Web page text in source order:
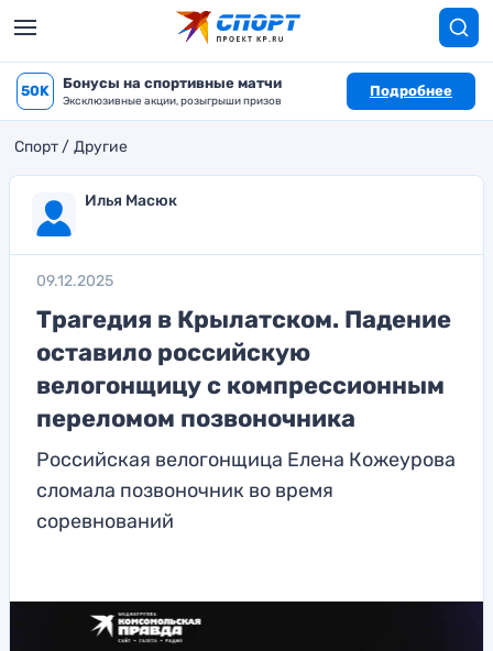
50K Бонусы на спортивные матчи
Эксклюзивные акции, розыгрыши призов
Подробнее
Спорт Другие
Илья Масюк
09.12.2025
Трагедия в Крылатском. Падение
оставило российскую
велогонщицу с компрессионным
переломом позвоночника
Российская велогонщица Елена Кожеурова
сломала позвоночник во время
соревнований